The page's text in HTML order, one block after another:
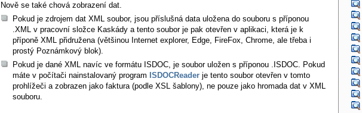
Nově se také chová zobrazení dat.
Pokud je zdrojem dat XML soubor, jsou příslušná data uložena do souboru s příponou
.XML v pracovní složce Kaskády a tento soubor je pak otevřen v aplikaci, která je k
příponě XML přidružena (většinou Internet explorer, Edge, FireFox, Chrome, ale třeba i
prostý Poznámkový blok).
Pokud je dané XML navíc ve formátu ISDOC, je soubor uložen s příponou .ISDOC. Pokud
máte v počítači nainstalovaný program ISDOCReader je tento soubor otevřen v tomto
prohlížeči a zobrazen jako faktura (podle XSL šablony), ne pouze jako hromada dat v XML
souboru.